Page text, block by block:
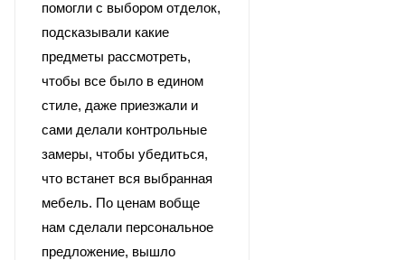
помогли с выбором отделок,
подсказывали какие
предметы рассмотреть,
чтобы все было в едином
стиле, даже приезжали и
сами делали контрольные
замеры, чтобы убедиться,
что встанет вся выбранная
мебель. По ценам вобще
нам сделали персональное
предложение, вышло